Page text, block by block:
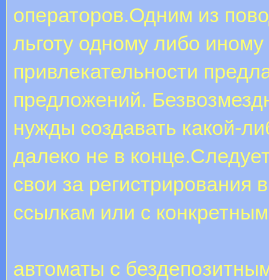
операторов.Одним из
льготу одному либо
привлекательности
предложений.
нужды создавать какой-
далеко не в
свои за регистрирования
ссылкам или с
автоматы с